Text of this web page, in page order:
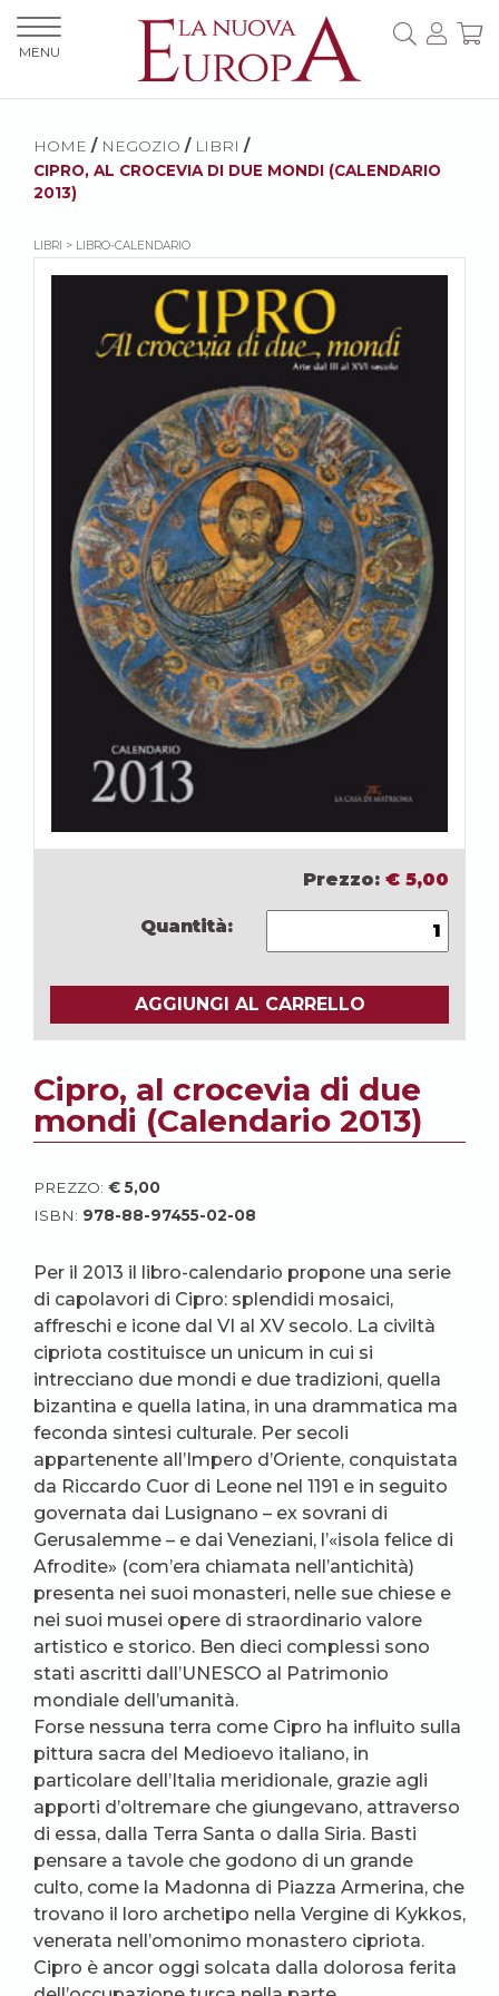
HOME / NEGOZIO / LIBRI /
CIPRO, AL CROCEVIA DI DUE MONDI (CALENDARIO
2013)
LIBRI > LIBRO-CALENDARIO
Prezzo: € 5,00
Quantità:
AGGIUNGI AL CARRELLO
Cipro, al crocevia di due
mondi (Calendario 2013)
PREZZO: €5,00
ISBN: 978-88-97455-02-08
Per il 2013 il libro-calendario propone una serie
di capolavori di Cipro: splendidi mosaici,
affreschi e icone dal VI al XV secolo. La civiltà
cipriota costituisce un unicum in cui si
intrecciano due mondi e due tradizioni, quella
bizantina e quella latina, in una drammatica ma
feconda sintesi culturale. Per secoli
appartenente all’Impero d’Oriente, conquistata
da Riccardo Cuor di Leone nel 1191 e in seguito
governata dai Lusignano – ex sovrani di
Gerusalemme – e dai Veneziani, l’«isola felice di
Afrodite» (com’era chiamata nell’antichità)
presenta nei suoi monasteri, nelle sue chiese e
nei suoi musei opere di straordinario valore
artistico e storico. Ben dieci complessi sono
stati ascritti dall’UNESCO al Patrimonio
mondiale dell’umanità.
Forse nessuna terra come Cipro ha influito sulla
pittura sacra del Medioevo italiano, in
particolare dell’Italia meridionale, grazie agli
apporti d’oltremare che giungevano, attraverso
di essa, dalla Terra Santa o dalla Siria. Basti
pensare a tavole che godono di un grande
culto, come la Madonna di Piazza Armerina, che
trovano il loro archetipo nella Vergine di Kykkos,
venerata nell’omonimo monastero cipriota.
Cipro è ancor oggi solcata dalla dolorosa ferita
MENU